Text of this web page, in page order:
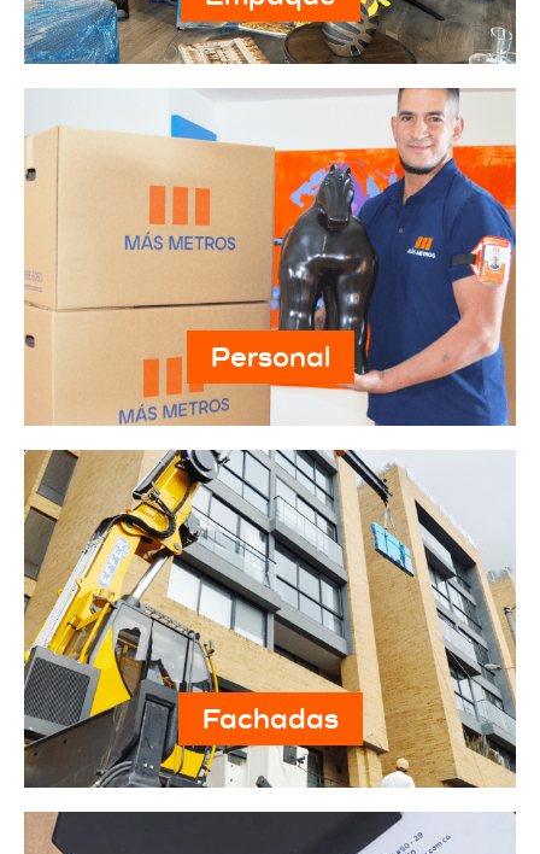
Personal
Fachadas